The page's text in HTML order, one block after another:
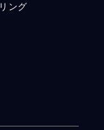
ング